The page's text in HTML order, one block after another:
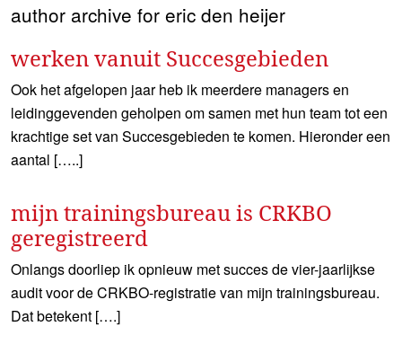
author archive for eric den heijer
werken vanuit Succesgebieden
Ook het afgelopen jaar heb ik meerdere managers en
leidinggevenden geholpen om samen met hun team tot een
krachtige set van Succesgebieden te komen. Hieronder een
aantal […..]
mijn trainingsbureau is CRKBO
geregistreerd
Onlangs doorliep ik opnieuw met succes de vier-jaarlijkse
audit voor de CRKBO-registratie van mijn trainingsbureau.
Dat betekent [….]